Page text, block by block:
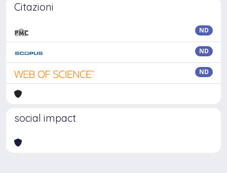
Citazioni
ND
ND
ND
social impact